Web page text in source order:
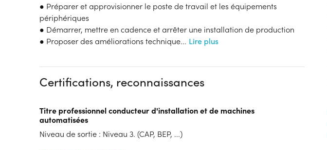
Rythme :
Cours de jour
Type de parcours :Parcours collectif
Se former pour un emploi en région -
Qualifiant 2025
Conseil Régional Hauts-de-
Modalités d'enseignement :Formation entièrement présentielle
Lieu de formation
74 Rue de Poulainville
● Préparer et approvisionner le poste de travail et les équipements
périphériques
● Démarrer, mettre en cadence et arrêter une installation de production
● Proposer des améliorations technique... Lire plus
Certifications, reconnaissances
Titre professionnel conducteur d'installation et de machines
automatisées
Niveau de sortie : Niveau 3. (CAP, BEP, ...)